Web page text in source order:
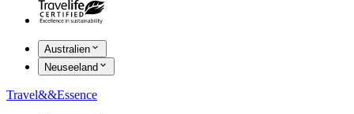
Australien
Neuseeland
Travel&&Essence